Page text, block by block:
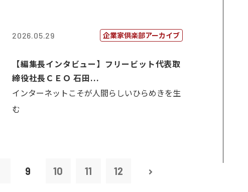
2026.05.29 企業家倶楽部アーカイブ
【編集長インタビュー】フリービット代表取
締役社長ＣＥＯ 石田...
インターネットこそが人間らしいひらめきを生
む
9 10 11 12